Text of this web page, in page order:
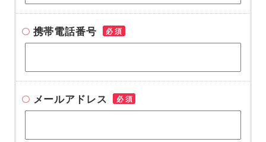
携帯電話番号 必須
メールアドレス 必須